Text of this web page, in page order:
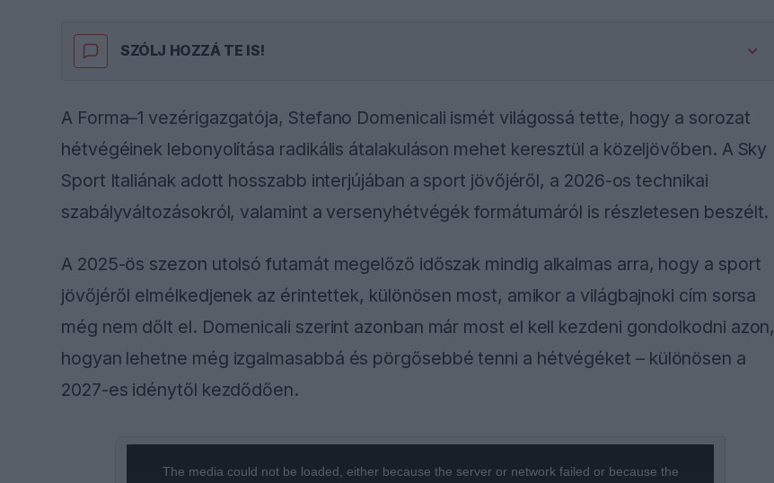
SZÓLJ HOZZÁ TE IS!
A Forma–1 vezérigazgatója, Stefano Domenicali ismét világossá tette, hogy a sorozat
hétvégéinek lebonyolítása radikális átalakuláson mehet keresztül a közeljövőben. A Sky
Sport Italiának adott hosszabb interjújában a sport jövőjéről, a 2026-os technikai
szabályváltozásokról, valamint a versenyhétvégék formátumáról is részletesen beszélt.
A 2025-ös szezon utolsó futamát megelőző időszak mindig alkalmas arra, hogy a sport
jövőjéről elmélkedjenek az érintettek, különösen most, amikor a világbajnoki cím sorsa
még nem dőlt el. Domenicali szerint azonban már most el kell kezdeni gondolkodni azon,
hogyan lehetne még izgalmasabbá és pörgősebbé tenni a hétvégéket – különösen a
2027-es idénytől kezdődően.
The media could not be loaded, either because the server or network failed or because the